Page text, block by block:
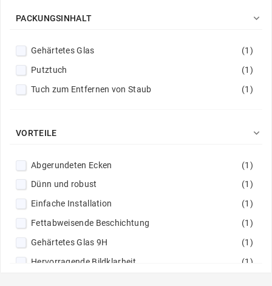
PACKUNGSINHALT 
Gehärtetes Glas
(1)
Putztuch
(1)
Tuch zum Entfernen von Staub
(1)
VORTEILE 
Abgerundeten Ecken
(1)
Dünn und robust
(1)
Einfache Installation
(1)
Fettabweisende Beschichtung
(1)
Gehärtetes Glas 9H
(1)
Hervorragende Bildklarheit
(1)